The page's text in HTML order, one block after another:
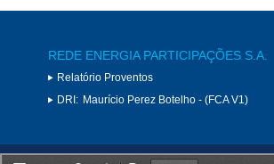
REDE ENERGIA PARTICIPAÇÕES S.A.
Relatório Proventos
DRI: Maurício Perez Botelho - (FCA V1)